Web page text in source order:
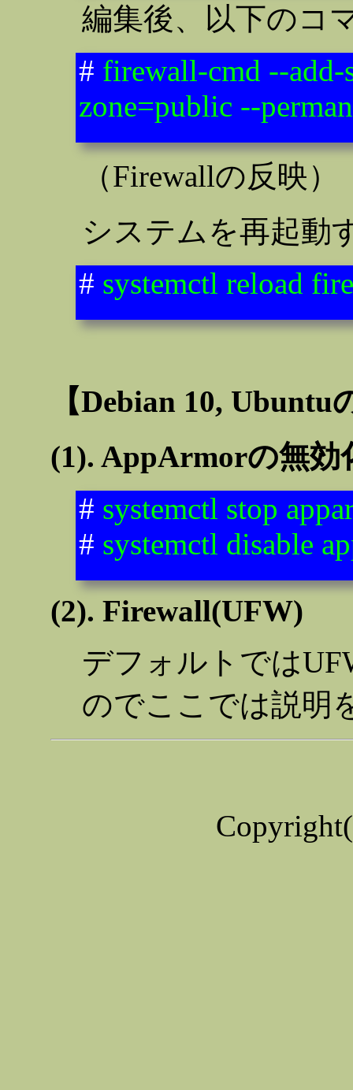
編集後、以下のコ
# firewall-cmd --add-
zone=public --
（Firewallの反映）
システムを再起動
# systemctl reload
【Debian 10, Ubuntu
(1). AppArmorの無効
# systemctl stop
# systemctl disable
(2). Firewall(UFW)
デフォルトでは
のでここでは説明